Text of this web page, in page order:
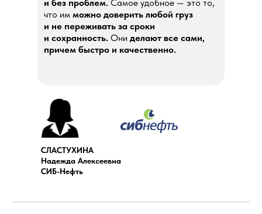
и без проблем. Самое удобное — это то,
что им можно доверить любой груз
и не переживать за сроки
и сохранность. Они делают все сами,
причем быстро и качественно.
СЛАСТУХИНА
Надежда Алексеевна
СИБ-Нефть